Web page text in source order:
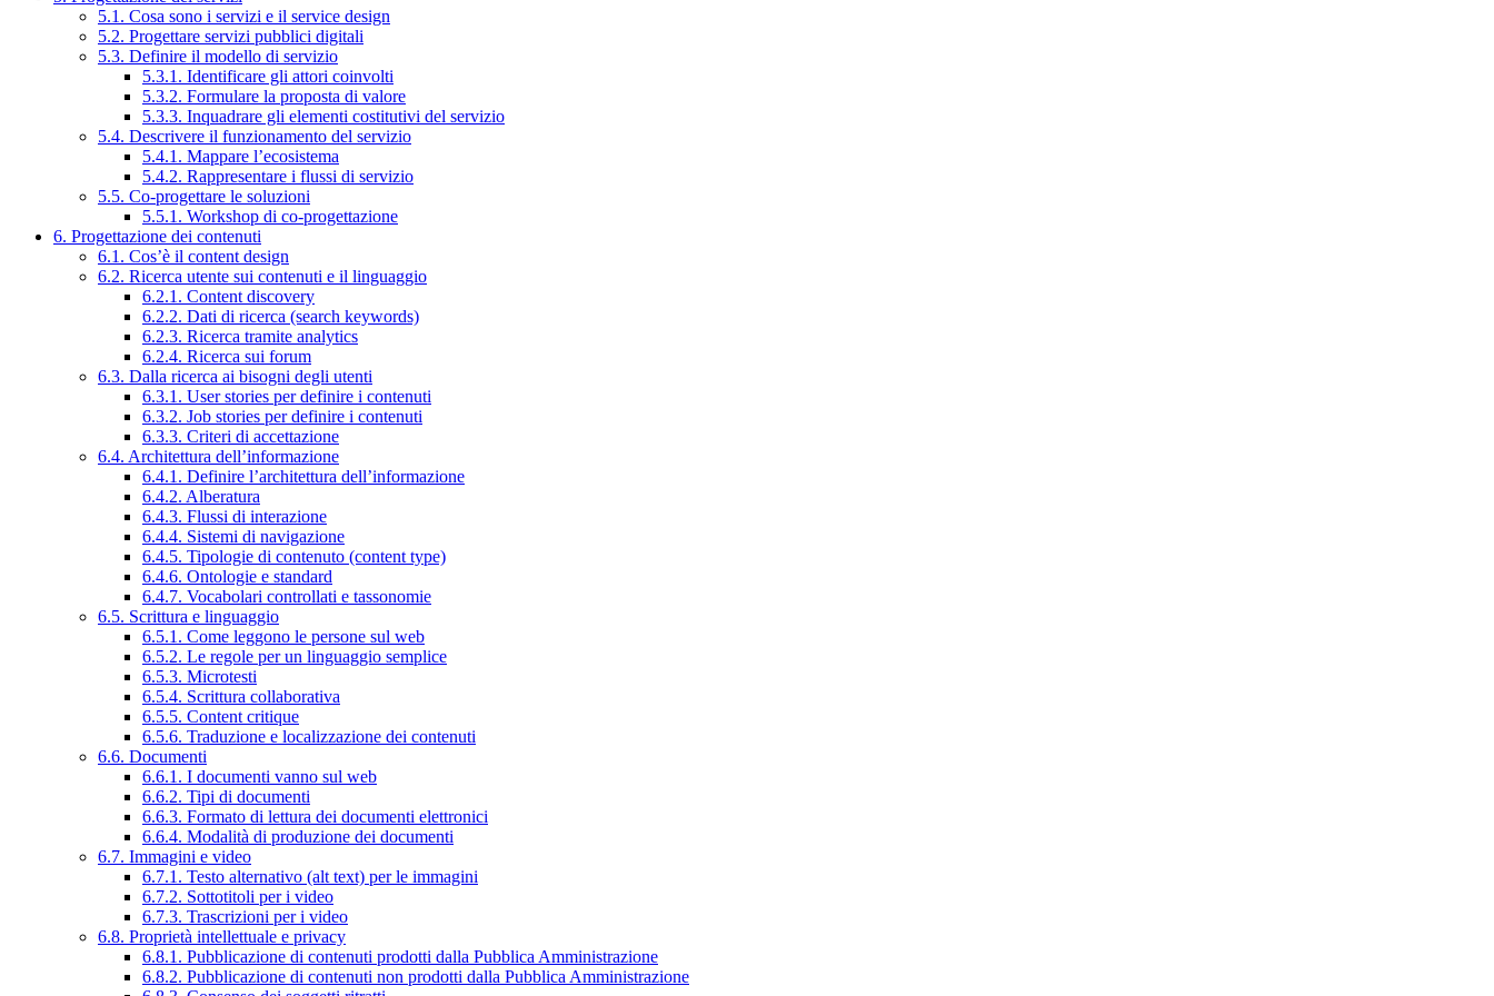
5.1. Cosa sono i servizi e il service design
5.2. Progettare servizi pubblici digitali
5.3. Definire il modello di servizio
5.3.1. Identificare gli attori coinvolti
5.3.2. Formulare la proposta di valore
5.3.3. Inquadrare gli elementi costitutivi del servizio
5.4. Descrivere il funzionamento del servizio
5.4.1. Mappare l’ecosistema
5.4.2. Rappresentare i flussi di servizio
5.5. Co-progettare le soluzioni
5.5.1. Workshop di co-progettazione
6. Progettazione dei contenuti
6.1. Cos’è il content design
6.2. Ricerca utente sui contenuti e il linguaggio
6.2.1. Content discovery
6.2.2. Dati di ricerca (search keywords)
6.2.3. Ricerca tramite analytics
6.2.4. Ricerca sui forum
6.3. Dalla ricerca ai bisogni degli utenti
6.3.1. User stories per definire i contenuti
6.3.2. Job stories per definire i contenuti
6.3.3. Criteri di accettazione
6.4. Architettura dell’informazione
6.4.1. Definire l’architettura dell’informazione
6.4.2. Alberatura
6.4.3. Flussi di interazione
6.4.4. Sistemi di navigazione
6.4.5. Tipologie di contenuto (content type)
6.4.6. Ontologie e standard
6.4.7. Vocabolari controllati e tassonomie
6.5. Scrittura e linguaggio
6.5.1. Come leggono le persone sul web
6.5.2. Le regole per un linguaggio semplice
6.5.3. Microtesti
6.5.4. Scrittura collaborativa
6.5.5. Content critique
6.5.6. Traduzione e localizzazione dei contenuti
6.6. Documenti
6.6.1. I documenti vanno sul web
6.6.2. Tipi di documenti
6.6.3. Formato di lettura dei documenti elettronici
6.6.4. Modalità di produzione dei documenti
6.7. Immagini e video
6.7.1. Testo alternativo (alt text) per le immagini
6.7.2. Sottotitoli per i video
6.7.3. Trascrizioni per i video
6.8. Proprietà intellettuale e privacy
6.8.1. Pubblicazione di contenuti prodotti dalla Pubblica Amministrazione
6.8.2. Pubblicazione di contenuti non prodotti dalla Pubblica Amministrazione